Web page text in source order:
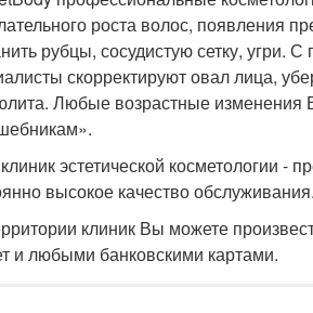
роста волос,
рубцы, сосудистую сетку,
скорректируют овал лица,
Любые возрастные изменения
эстетической косметологии -
высокое качество обслуживания.
клиник Вы можете
и любыми банковскими картами.